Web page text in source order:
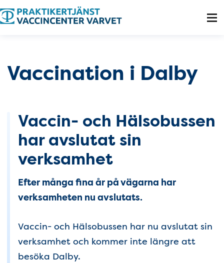
Vaccination i Dalby
Vaccin- och Hälsobussen
har avslutat sin
verksamhet
Efter många fina år på vägarna har
verksamheten nu avslutats.
Vaccin- och Hälsobussen har nu avslutat sin
verksamhet och kommer inte längre att
besöka Dalby.